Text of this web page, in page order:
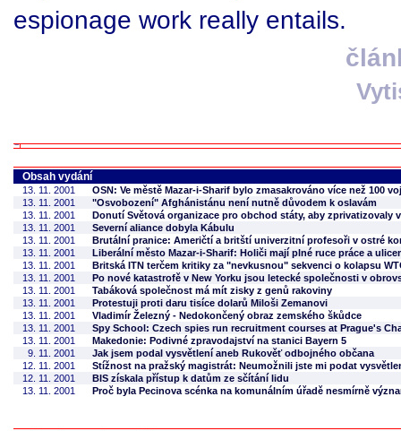
espionage work really entails.
Obsah vydání
13. 11. 2001
OSN: Ve městě Mazar-i-Sharif bylo zmasakrováno více než 100
13. 11. 2001
"Osvobození" Afghánistánu není nutně důvodem k oslavám
13. 11. 2001
Donutí Světová organizace pro obchod státy, aby zprivatizovaly
13. 11. 2001
Severní aliance dobyla Kábulu
13. 11. 2001
Brutální pranice: Američtí a britští univerzitní profesoři v ostré
13. 11. 2001
Liberální město Mazar-i-Sharif: Holiči mají plné ruce práce a
13. 11. 2001
Britská ITN terčem kritiky za "nevkusnou" sekvenci o kolapsu
13. 11. 2001
Po nové katastrofě v New Yorku jsou letecké společnosti v
13. 11. 2001
Tabáková společnost má mít zisky z genů rakoviny
13. 11. 2001
Protestuji proti daru tisíce dolarů Miloši Zemanovi
13. 11. 2001
Vladimír Železný - Nedokončený obraz zemského škůdce
13. 11. 2001
Spy School: Czech spies run recruitment courses at Prague's
13. 11. 2001
Makedonie: Podivné zpravodajství na stanici Bayern 5
9. 11. 2001
Jak jsem podal vysvětlení aneb Rukověť odbojného občana
12. 11. 2001
Stížnost na pražský magistrát: Neumožnili jste mi podat
12. 11. 2001
BIS získala přístup k datům ze sčítání lidu
13. 11. 2001
Proč byla Pecinova scénka na komunálním úřadě nesmírně